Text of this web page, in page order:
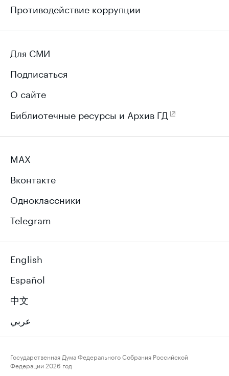
Противодействие коррупции
Для СМИ
Подписаться
О сайте
Библиотечные ресурсы и Архив ГД
MAX
Вконтакте
Одноклассники
Telegram
English
Español
中文
عربي
Государственная Дума Федерального Собрания Российской
Федерации2026 год